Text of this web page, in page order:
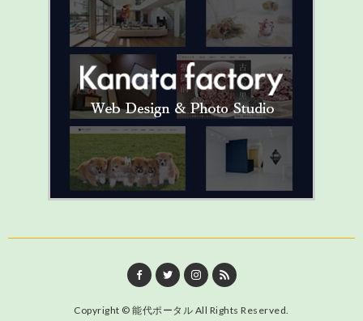
Copyright ©能代ポータル All Rights Reserved.